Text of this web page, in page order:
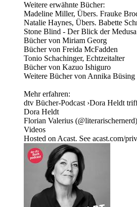
Weitere erwähnte Bücher:
Madeline Miller, Übers. Frauke
Natalie Haynes, Übers. Babette
Stone Blind - Der Blick der Medusa
Bücher von Miriam Georg
Bücher von Freida McFadden
Tonio Schachinger, Echtzeitalter
Bücher von Kazuo Ishiguro
Weitere Bücher von Annika Büsing
Mehr erfahren:
dtv Bücher-Podcast ›Dora Heldt
Dora Heldt
Florian Valerius
Videos
Hosted on Acast. See acast.com/